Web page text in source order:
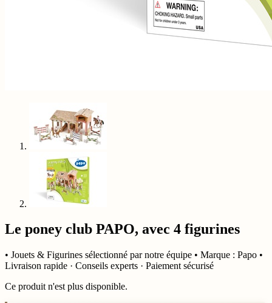
Le poney club PAPO, avec 4 figurines
• Jouets & Figurines sélectionné par notre équipe • Marque : Papo •
Livraison rapide · Conseils experts · Paiement sécurisé
Ce produit n'est plus disponible.